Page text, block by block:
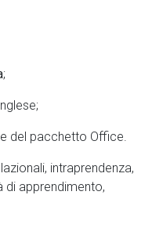
;
del pacchetto Office.
intraprendenza,
di apprendimento,